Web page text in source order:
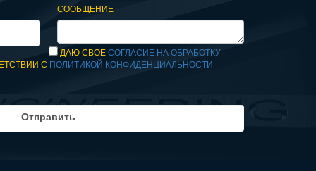
СООБЩЕНИЕ
ДАЮ СВОЕСОГЛАСИЕ НА ОБРАБОТКУ
С ПОЛИТИКОЙ КОНФИДЕНЦИАЛЬНОСТИ